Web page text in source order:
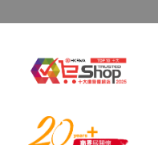
有关此服务/产品的
网购
查询，须向提供服